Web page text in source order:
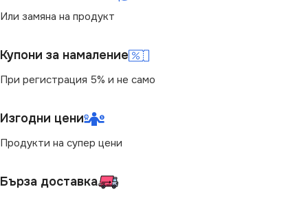
(K)
4
Или замяна на продукт
Купони за намаление
При регистрация 5% и не само
Изгодни цени
Продукти на супер цени
Бърза доставка